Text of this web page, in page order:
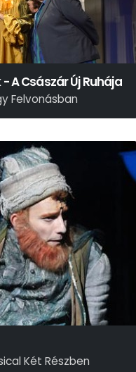
A Császár Új Ruhája
Felvonásban
Két Részben